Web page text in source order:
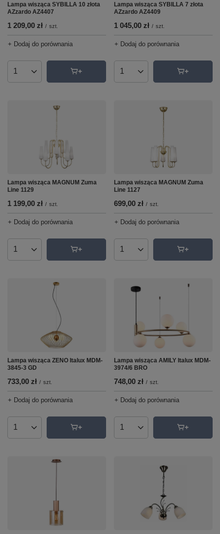
Lampa wisząca SYBILLA 10 złota
AZzardo AZ4407
1 209,00 zł / szt.
+ Dodaj do porównania
Ilość produktów
Lampa wisząca SYBILLA 7 złota
AZzardo AZ4409
1 045,00 zł / szt.
+ Dodaj do porównania
Ilość produktów
Lampa wisząca MAGNUM Zuma
Line 1129
1 199,00 zł / szt.
+ Dodaj do porównania
Ilość produktów
Lampa wisząca MAGNUM Zuma
Line 1127
699,00 zł / szt.
+ Dodaj do porównania
Ilość produktów
Lampa wisząca ZENO Italux MDM-
3845-3 GD
733,00 zł / szt.
+ Dodaj do porównania
Ilość produktów
Lampa wisząca AMILY Italux MDM-
3974/6 BRO
748,00 zł / szt.
+ Dodaj do porównania
Ilość produktów